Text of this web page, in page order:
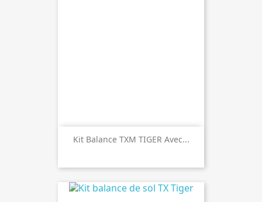
Kit Balance TXM TIGER Avec...